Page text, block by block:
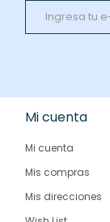
Mi cuenta
Mi cuenta
Mis compras
Mis direcciones